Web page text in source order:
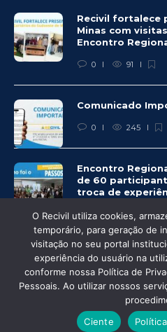
Recivil fortalece
Minas com
Encontro
0 91
Comunicado
0 245
Encontro
de 60
troca de
0 249
© Recivil 2020 – Todos
Desenvolvido por:
O Recivil utiliza cookies,
temporário, para geração de
visitação no seu portal
experiência do usuário na
conforme nossa Política de
Pessoais. Ao utilizar nossos
Ciente